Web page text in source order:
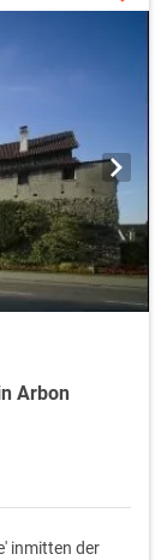
Arbon
inmitten der